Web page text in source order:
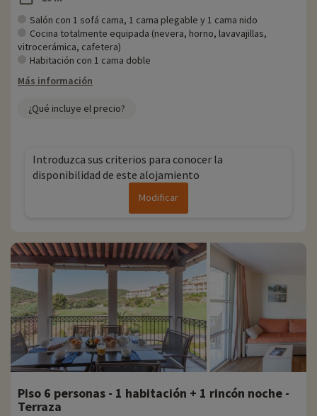
haciendo clic aquí!
Para más información
- Los huéspedes discapacitados deben ir acompañados
- Residencia gestionada por el grupo Pierre & Vacances
Salón con 1 sofá cama, 1 cama plegable y 1 cama nido
Cocina totalmente equipada (nevera, horno, lavavajillas,
vitrocerámica, cafetera)
Habitación con 1 cama doble
Más información
¿Qué incluye el precio?
Introduzca sus criterios para conocer la
disponibilidad de este alojamiento
Modificar
Piso 6 personas - 1 habitación + 1 rincón noche -
Terraza